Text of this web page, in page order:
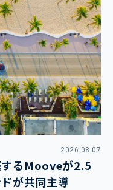
2026.08.07
するMooveが2.5
が共同主導